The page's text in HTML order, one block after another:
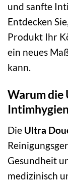
und sanfte
Entdecken
Produkt Ihr
ein neues
kann.
Warum die
Die Ultra
Gesundheit
medizinisch